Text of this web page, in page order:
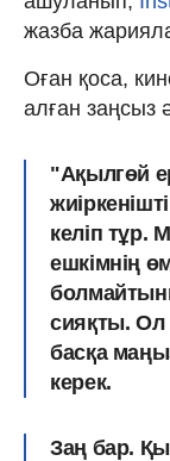
жазба
Оған қоса,
алған заңсыз
"Ақылгөй
келіп тұр.
ешкімнің
сияқты. Ол
басқа
керек.
Заң бар.